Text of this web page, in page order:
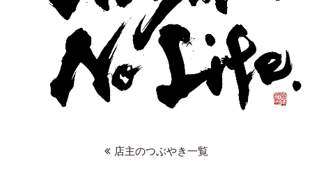
店主のつぶやき一覧